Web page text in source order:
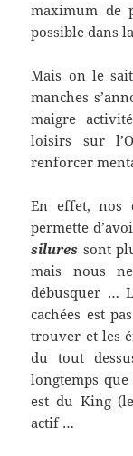
maximum de
possible dans
Mais on le
manches
maigre
loisirs sur
renforcer
En effet, nos
permette
silures sont
mais nous
débusquer …
cachées est
trouver et les
du tout
longtemps
est du King
actif …